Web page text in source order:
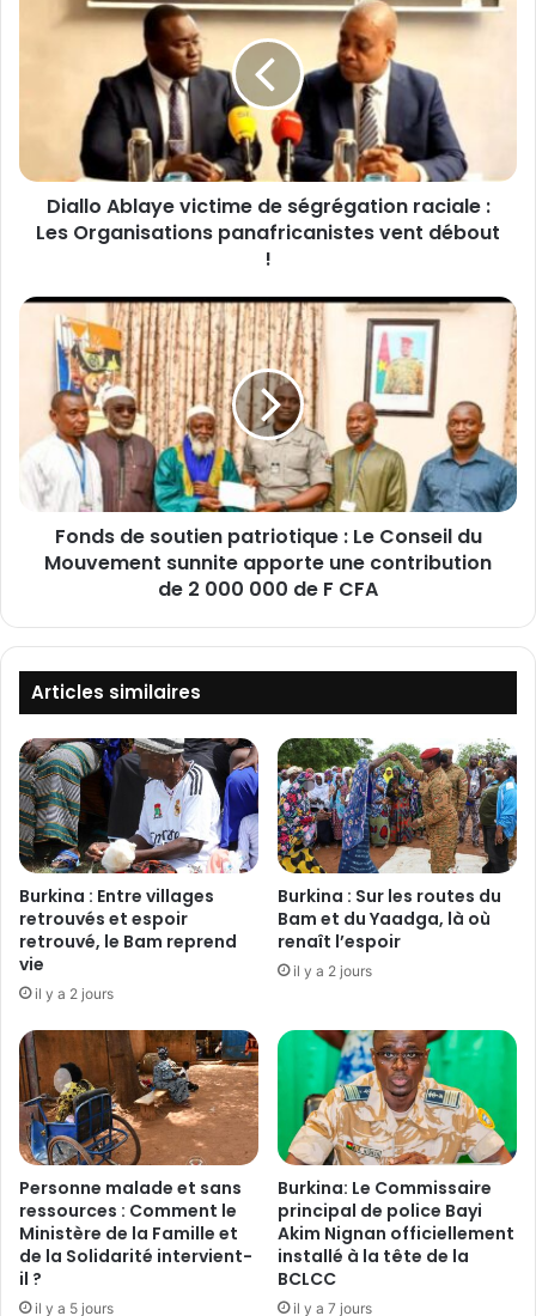
l
i
d
g
n
r
a
c
i
l
e
:
L
s
O
r
g
a
n
i
s
a
t
i
o
Diallo Ablaye victime de ségrégation raciale :
Les Organisations panafricanistes vent débout
!
F
e
t
i
o
t
i
q
u
e
:
L
e
o
n
s
e
i
l
d
u
M
o
u
Fonds de soutien patriotique : Le Conseil du
Mouvement sunnite apporte une contribution
de 2 000 000 de F CFA
Articles similaires
Burkina : Entre villages
retrouvés et espoir
retrouvé, le Bam reprend
vie
il y a 2 jours
Burkina : Sur les routes du
Bam et du Yaadga, là où
renaît l’espoir
il y a 2 jours
Personne malade et sans
ressources : Comment le
Ministère de la Famille et
de la Solidarité intervient-
il ?
il y a 5 jours
Burkina: Le Commissaire
principal de police Bayi
Akim Nignan officiellement
installé à la tête de la
BCLCC
il y a 7 jours